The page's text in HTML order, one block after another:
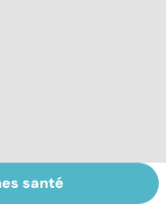
anxieux,
anxiété
santé